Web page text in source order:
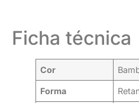
Ficha técnica
Cor
Forma